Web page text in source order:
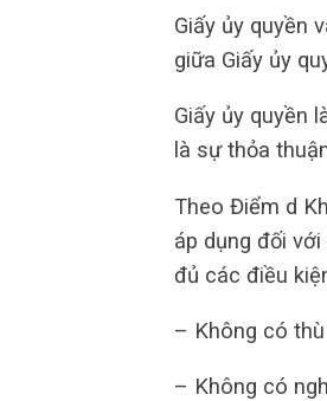
Giấy ủy quyền
giữa Giấy ủy
Giấy ủy quyền
là sự thỏa
Theo Điểm d
áp dụng đối
đủ các điều
– Không có
– Không có